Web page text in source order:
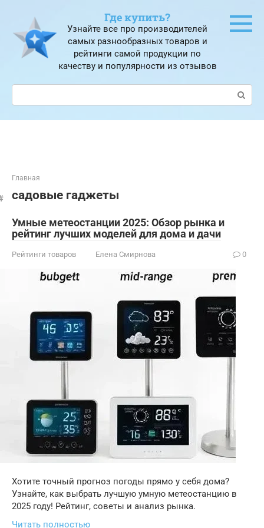
контенту
Где купить?
Узнайте все про производителей
самых разнообразных товаров и
рейтинги самой продукции по
качеству и популярности из отзывов
Поиск:
Главная
садовые гаджеты
Умные метеостанции 2025: Обзор рынка и
рейтинг лучших моделей для дома и дачи
Рейтинги товаров Елена Смирнова 0
Хотите точный прогноз погоды прямо у себя дома?
Узнайте, как выбрать лучшую умную метеостанцию в
2025 году! Рейтинг, советы и анализ рынка.
Читать полностью